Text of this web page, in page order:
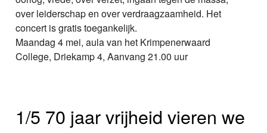
over leiderschap en over verdraagzaamheid. Het
concert is gratis toegankelijk.
Maandag 4 mei, aula van het Krimpenerwaard
College, Driekamp 4, Aanvang 21.00 uur
1/5 70 jaar vrijheid vieren we